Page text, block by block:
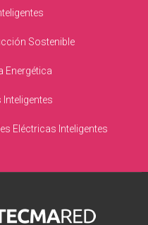
Sostenible
Energética
Inteligentes
Eléctricas Inteligentes